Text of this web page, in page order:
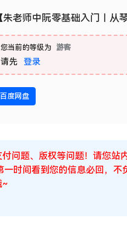
朱老师中阮零基础入门｜从
您当前的等级为 游客
请先 登录
百度网盘
问题、版权等问题！请您站
时间看到您的信息必回，不
~